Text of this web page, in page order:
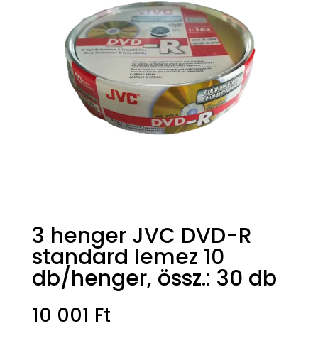
3 henger JVC DVD-R
standard lemez 10
db/henger, össz.: 30 db
10 001 Ft